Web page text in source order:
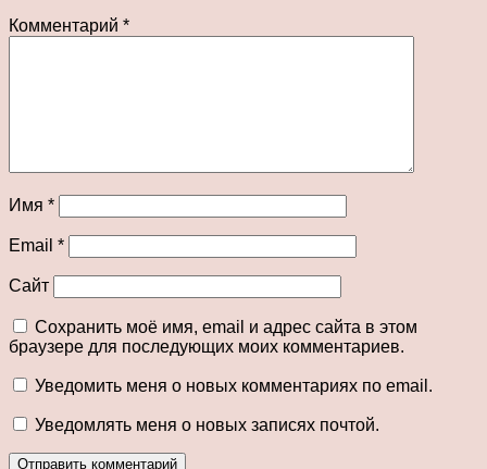
Комментарий *
Имя *
Email *
Сайт
Сохранить моё имя, email и адрес сайта в этом
браузере для последующих моих комментариев.
Уведомить меня о новых комментариях по email.
Уведомлять меня о новых записях почтой.